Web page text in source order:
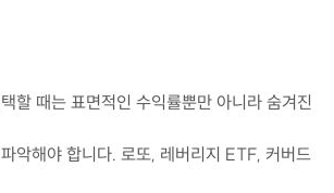
할 때는 표면적인 수익률뿐만 아니라 숨겨진
악해야 합니다. 로또, 레버리지 ETF, 커버드